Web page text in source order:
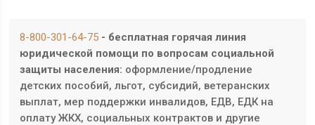
8-800-301-64-75 - бесплатная горячая линия
юридической помощи по вопросам социальной
защиты населения: оформление/продление
детских пособий, льгот, субсидий, ветеранских
выплат, мер поддержки инвалидов, ЕДВ, ЕДК на
оплату ЖКХ, социальных контрактов и другие